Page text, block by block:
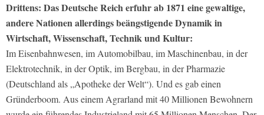
Drittens: Das Deutsche Reich erfuhr ab 1871 eine gewaltige,
andere Nationen allerdings beängstigende Dynamik in
Wirtschaft, Wissenschaft, Technik und Kultur:
Im Eisenbahnwesen, im Automobilbau, im Maschinenbau, in der
Elektrotechnik, in der Optik, im Bergbau, in der Pharmazie
(Deutschland als „Apotheke der Welt“). Und es gab einen
Gründerboom. Aus einem Agrarland mit 40 Millionen Bewohnern